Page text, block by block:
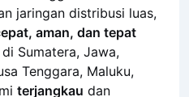
Kami berpengalaman
hingga kecil di
jaringan distribusi luas,
aman, dan tepat
Sumatera, Jawa,